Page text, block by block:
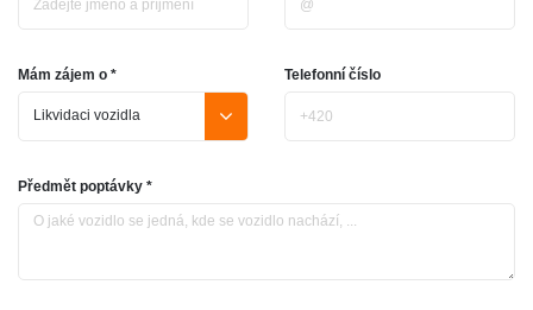
Mám zájem o * Telefonní číslo
Předmět poptávky *